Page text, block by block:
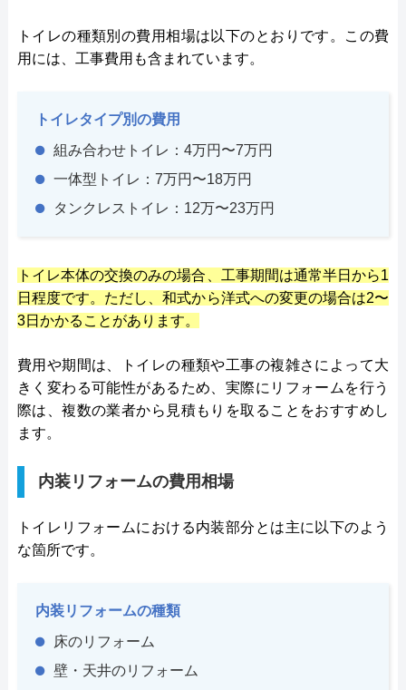
トイレの種類別の費用相場は以下のとおりです。この費
用には、工事費用も含まれています。
トイレタイプ別の費用
組み合わせトイレ：4万円〜7万円
一体型トイレ：7万円〜18万円
タンクレストイレ：12万〜23万円
トイレ本体の交換のみの場合、工事期間は通常半日から1
日程度です。ただし、和式から洋式への変更の場合は2〜
3日かかることがあります。
費用や期間は、トイレの種類や工事の複雑さによって大
きく変わる可能性があるため、実際にリフォームを行う
際は、複数の業者から見積もりを取ることをおすすめし
ます。
内装リフォームの費用相場
トイレリフォームにおける内装部分とは主に以下のよう
な箇所です。
内装リフォームの種類
床のリフォーム
壁・天井のリフォーム